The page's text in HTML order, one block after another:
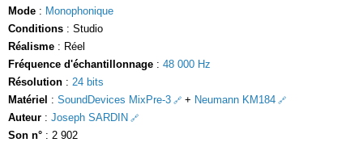
Mode : Monophonique
Conditions : Studio
Réalisme : Réel
Fréquence d'échantillonnage : 48 000 Hz
Résolution : 24 bits
Matériel : SoundDevices MixPre-3 + Neumann KM184
Auteur : Joseph SARDIN
Son n° : 2 902